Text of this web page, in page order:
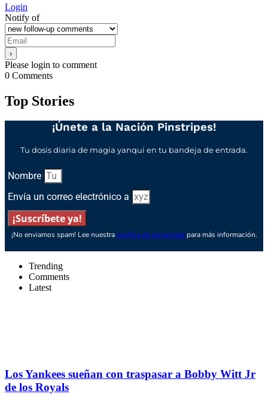
Login
Notify of
Please login to comment
0 Comments
Top Stories
¡Únete a la Nación Pinstripes!
Tu dosis diaria de magia yanqui en tu bandeja de entrada.
Nombre
Envía un correo electrónico a
¡Suscríbete ya!
¡No enviamos spam! Lee nuestra política de privacidad para más información.
Trending
Comments
Latest
Los Yankees sueñan con traspasar a Bobby Witt Jr
de los Royals